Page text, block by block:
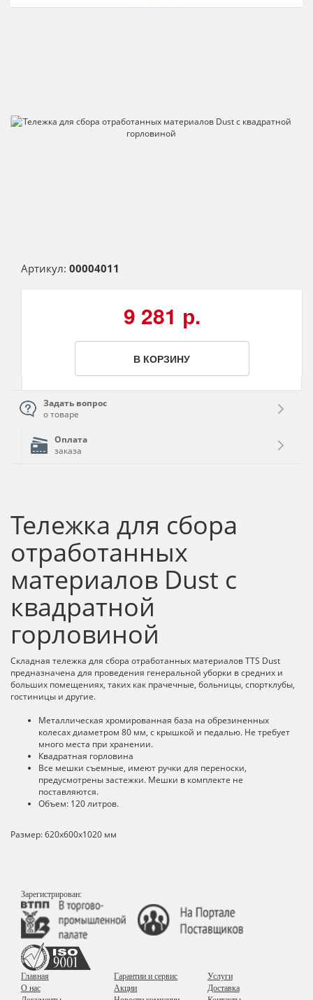
Артикул: 00004011
9 281 р.
В КОРЗИНУ
Задать вопрос
о товаре
Оплата
заказа
Тележка для сбора
отработанных
материалов Dust с
квадратной
горловиной
Складная тележка для сбора отработанных материалов TTS Dust
предназначена для проведения генеральной уборки в средних и
больших помещениях, таких как прачечные, больницы, спортклубы,
гостиницы и другие.
Металлическая хромированная база на обрезиненных
колесах диаметром 80 мм, с крышкой и педалью. Не требует
много места при хранении.
Квадратная горловина
Все мешки съемные, имеют ручки для переноски,
предусмотрены застежки. Мешки в комплекте не
поставляются.
Объем: 120 литров.
Размер: 620х600х1020 мм
Зарегистрирован:
Главная
О нас
Гарантии и сервис
Акции
Услуги
Доставка